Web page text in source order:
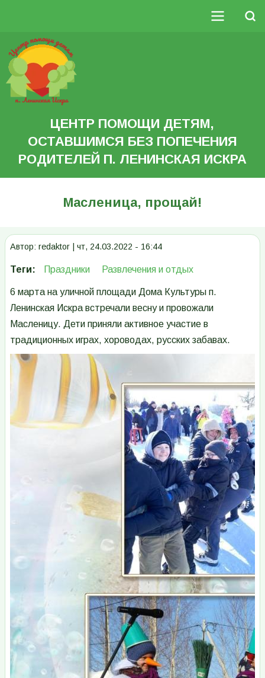
основному
содержанию
Search
Основная
навигация
ЦЕНТР ПОМОЩИ ДЕТЯМ,
ОСТАВШИМСЯ БЕЗ ПОПЕЧЕНИЯ
РОДИТЕЛЕЙ П. ЛЕНИНСКАЯ ИСКРА
Масленица, прощай!
Автор: redaktor чт, 24.03.2022 - 16:44
Теги Праздники Развлечения и отдых
6 марта на уличной площади Дома Культуры п.
Ленинская Искра встречали весну и провожали
Масленицу. Дети приняли активное участие в
традиционных играх, хороводах, русских забавах.